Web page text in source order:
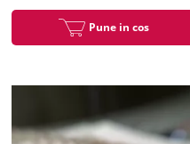
Pune in cos